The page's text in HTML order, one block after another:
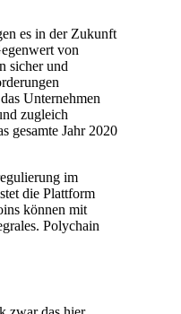
es in der Zukunft
von
sicher und
Unternehmen
zugleich
gesamte Jahr 2020
im
die Plattform
können mit
Polychain